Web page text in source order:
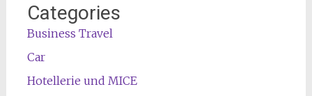
Categories
Business Travel
Car
Hotellerie und MICE